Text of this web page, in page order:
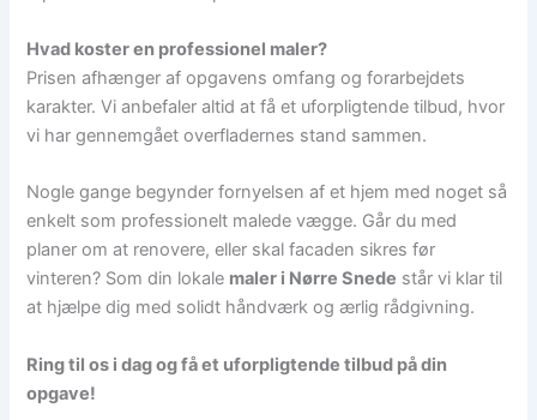
Hvad koster en professionel maler?
Prisen afhænger af opgavens omfang og forarbejdets
karakter. Vi anbefaler altid at få et uforpligtende tilbud, hvor
vi har gennemgået overfladernes stand sammen.
Nogle gange begynder fornyelsen af et hjem med noget så
enkelt som professionelt malede vægge. Går du med
planer om at renovere, eller skal facaden sikres før
vinteren? Som din lokale maler i Nørre Snede står vi klar til
at hjælpe dig med solidt håndværk og ærlig rådgivning.
Ring til os i dag og få et uforpligtende tilbud på din
opgave!